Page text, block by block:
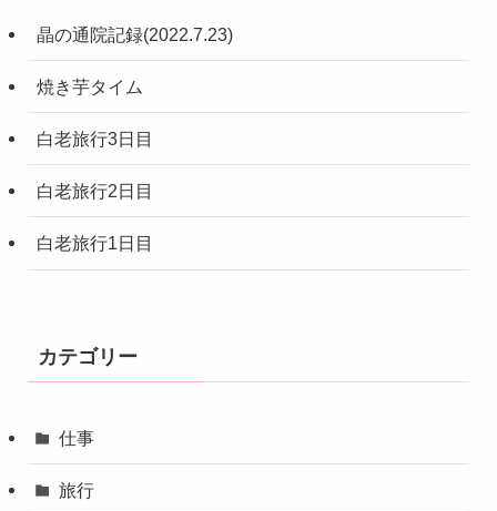
晶の通院記録(2022.7.23)
焼き芋タイム
白老旅行3日目
白老旅行2日目
白老旅行1日目
カテゴリー
仕事
旅行